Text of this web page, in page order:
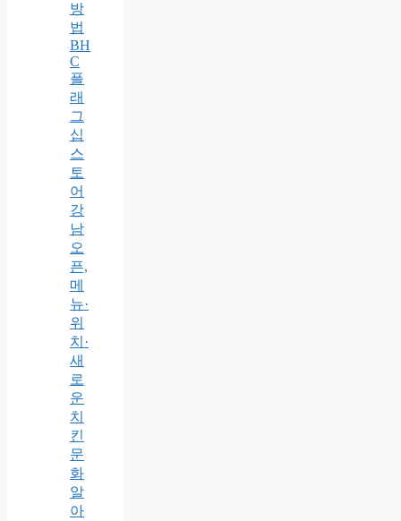
방
법
BH
C
플
래
그
십
스
토
어
강
남
오
픈,
메
뉴·
위
치·
새
로
운
치
킨
문
화
알
아